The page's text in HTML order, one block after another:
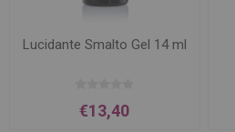
Lucidante Smalto Gel 14 ml
€13,40